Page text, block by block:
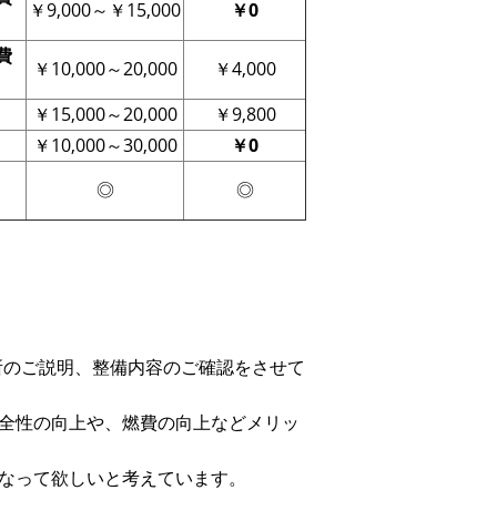
￥9,000～￥15,000
￥0
￥10,000～20,000
￥4,000
￥15,000～20,000
￥9,800
￥10,000～30,000
￥0
◎
◎
ご説明、整備内容のご確認をさせて
性の向上や、燃費の向上などメリッ
て欲しいと考えています。